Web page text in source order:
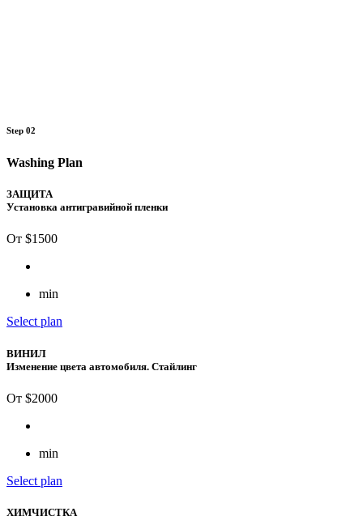
Step 02
Washing Plan
ЗАЩИТА
Установка антигравийной пленки
От $1500
min
Select plan
ВИНИЛ
Изменение цвета автомобиля. Стайлинг
От $2000
min
Select plan
ХИМЧИСТКА